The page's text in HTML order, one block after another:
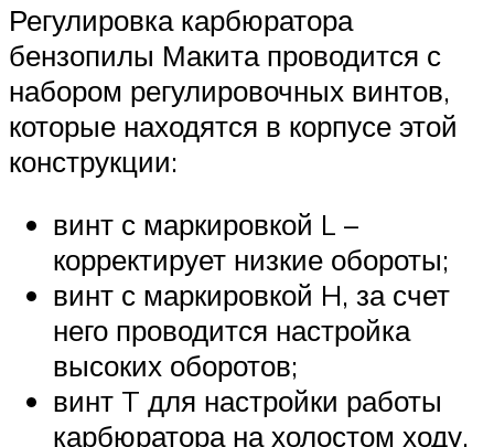
Регулировка карбюратора
бензопилы Макита проводится с
набором регулировочных винтов,
которые находятся в корпусе этой
конструкции:
винт с маркировкой L –
корректирует низкие обороты;
винт с маркировкой H, за счет
него проводится настройка
высоких оборотов;
винт T для настройки работы
карбюратора на холостом ходу.